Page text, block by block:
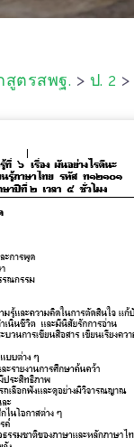
สูตรสพฐ. > ป. 2 >